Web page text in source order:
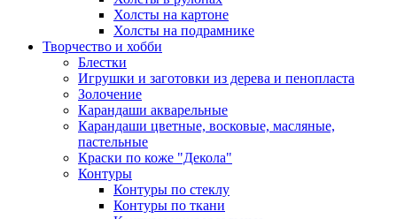
Холсты на картоне
Холсты на подрамнике
Творчество и хобби
Блестки
Игрушки и заготовки из дерева и пенопласта
Золочение
Карандаши акварельные
Карандаши цветные, восковые, масляные,
пастельные
Краски по коже "Декола"
Контуры
Контуры по стеклу
Контуры по ткани